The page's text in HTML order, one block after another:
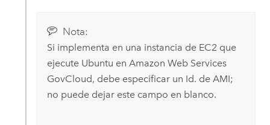
Nota:
Si implementa en una instancia de EC2 que
ejecute Ubuntu en Amazon Web Services
GovCloud, debe especificar un Id. de AMI;
no puede dejar este campo en blanco.